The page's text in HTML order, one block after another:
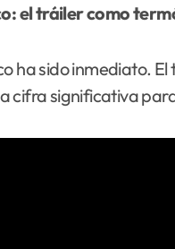
el tráiler como
ha sido inmediato.
cifra significativa